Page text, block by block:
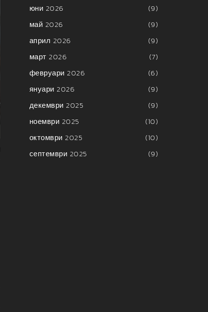
юни 2026
(9)
май 2026
(9)
април 2026
(9)
март 2026
(7)
февруари 2026
(6)
януари 2026
(9)
декември 2025
(9)
ноември 2025
(10)
октомври 2025
(10)
септември 2025
(9)